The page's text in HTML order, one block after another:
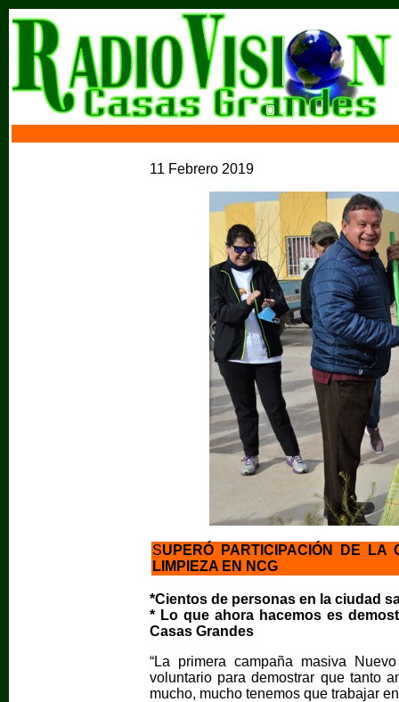
11 Febrero 2019
SUPERÓ PARTICIPACIÓN DE LA
LIMPIEZA EN NCG
*Cientos de personas en la ciudad
* Lo que ahora hacemos es
Casas Grandes
“La primera campaña masiva
voluntario para demostrar que tanto
mucho, mucho tenemos que trabajar